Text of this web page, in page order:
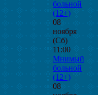
больной
(12+)
08
ноября
(Сб)
11:00
Мнимый
больной
(12+)
08